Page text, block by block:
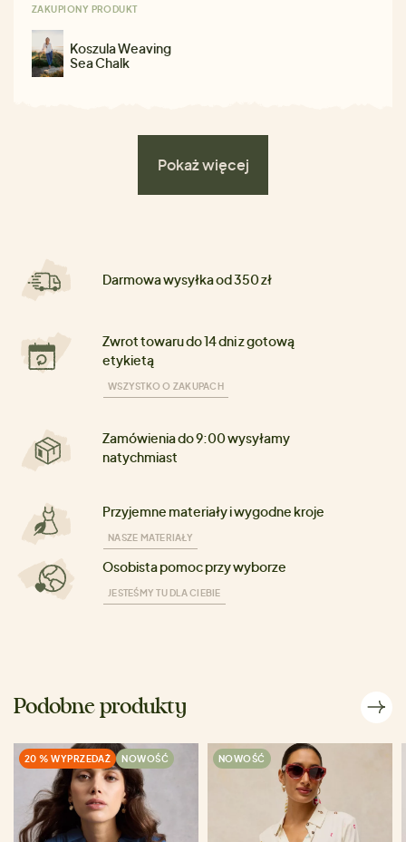
ZAKUPIONY PRODUKT
Koszula Weaving
Sea Chalk
Pokaż więcej
Darmowa wysyłka od 350 zł
Zwrot towaru do 14 dni z gotową
etykietą
WSZYSTKO O ZAKUPACH
Zamówienia do 9:00 wysyłamy
natychmiast
Przyjemne materiały i wygodne kroje
NASZE MATERIAŁY
Osobista pomoc przy wyborze
JESTEŚMY TU DLA CIEBIE
Podobne produkty
20 % WYPRZEDAŻ NOWOŚĆ NOWOŚĆ